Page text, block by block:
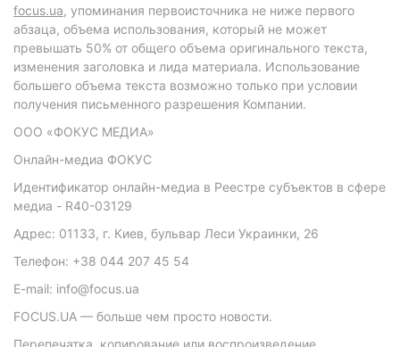
focus.ua, упоминания первоисточника не ниже первого
абзаца, объема использования, который не может
превышать 50% от общего объема оригинального текста,
изменения заголовка и лида материала. Использование
большего объема текста возможно только при условии
получения письменного разрешения Компании.
ООО «ФОКУС МЕДИА»
Онлайн-медиа ФОКУС
Идентификатор онлайн-медиа в Реестре субъектов в сфере
медиа - R40-03129
Адрес: 01133, г. Киев, бульвар Леси Украинки, 26
Телефон: +38 044 207 45 54
E-mail: info@focus.ua
FOCUS.UA — больше чем просто новости.
Перепечатка, копирование или воспроизведение